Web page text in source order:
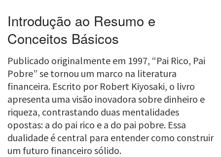
Introdução ao Resumo e
Conceitos Básicos
Publicado originalmente em 1997, “Pai Rico, Pai
Pobre” se tornou um marco na literatura
financeira. Escrito por Robert Kiyosaki, o livro
apresenta uma visão inovadora sobre dinheiro e
riqueza, contrastando duas mentalidades
opostas: a do pai rico e a do pai pobre. Essa
dualidade é central para entender como construir
um futuro financeiro sólido.